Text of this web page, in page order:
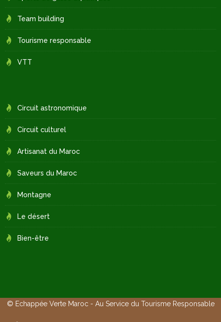
Team building
Tourisme responsable
VTT
Circuit astronomique
Circuit culturel
Artisanat du Maroc
Saveurs du Maroc
Montagne
Le désert
Bien-être
© Echappée Verte Maroc - Au Service du Tourisme Responsable